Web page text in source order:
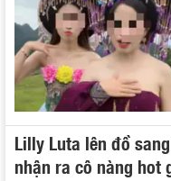
Lilly Luta lên đồ
nhận ra cô nàng hot